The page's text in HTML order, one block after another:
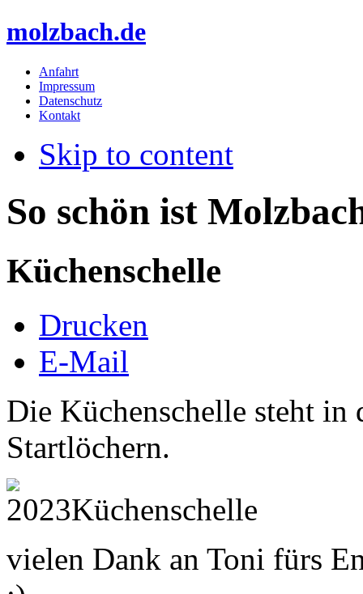
molzbach.de
Anfahrt
Impressum
Datenschutz
Kontakt
Skip to content
So schön ist
Küchenschelle
Drucken
E-Mail
Die Küchenschelle steht in
Startlöchern.
vielen Dank an Toni fürs